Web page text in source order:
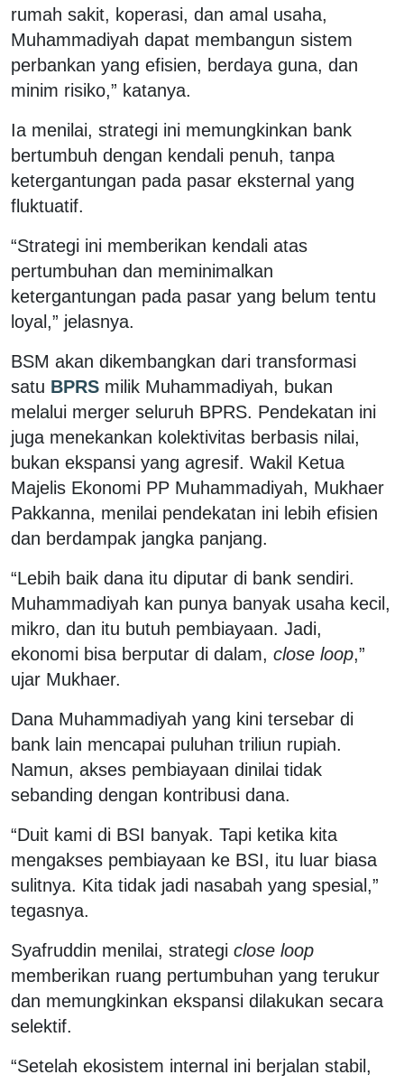
rumah sakit, koperasi, dan amal usaha,
Muhammadiyah dapat membangun sistem
perbankan yang efisien, berdaya guna, dan
minim risiko,” katanya.
Ia menilai, strategi ini memungkinkan bank
bertumbuh dengan kendali penuh, tanpa
ketergantungan pada pasar eksternal yang
fluktuatif.
“Strategi ini memberikan kendali atas
pertumbuhan dan meminimalkan
ketergantungan pada pasar yang belum tentu
loyal,” jelasnya.
BSM akan dikembangkan dari transformasi
satu BPRS milik Muhammadiyah, bukan
melalui merger seluruh BPRS. Pendekatan ini
juga menekankan kolektivitas berbasis nilai,
bukan ekspansi yang agresif. Wakil Ketua
Majelis Ekonomi PP Muhammadiyah, Mukhaer
Pakkanna, menilai pendekatan ini lebih efisien
dan berdampak jangka panjang.
“Lebih baik dana itu diputar di bank sendiri.
Muhammadiyah kan punya banyak usaha kecil,
mikro, dan itu butuh pembiayaan. Jadi,
ekonomi bisa berputar di dalam, close loop,”
ujar Mukhaer.
Dana Muhammadiyah yang kini tersebar di
bank lain mencapai puluhan triliun rupiah.
Namun, akses pembiayaan dinilai tidak
sebanding dengan kontribusi dana.
“Duit kami di BSI banyak. Tapi ketika kita
mengakses pembiayaan ke BSI, itu luar biasa
sulitnya. Kita tidak jadi nasabah yang spesial,”
tegasnya.
Syafruddin menilai, strategi close loop
memberikan ruang pertumbuhan yang terukur
dan memungkinkan ekspansi dilakukan secara
selektif.
“Setelah ekosistem internal ini berjalan stabil,